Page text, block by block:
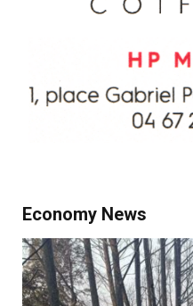
Economy News